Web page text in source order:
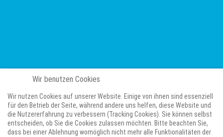
Wir benutzen Cookies
Wir nutzen Cookies auf unserer Website. Einige von ihnen sind essenziell
für den Betrieb der Seite, während andere uns helfen, diese Website und
die Nutzererfahrung zu verbessern (Tracking Cookies). Sie können selbst
entscheiden, ob Sie die Cookies zulassen möchten. Bitte beachten Sie,
dass bei einer Ablehnung womöglich nicht mehr alle Funktionalitäten der